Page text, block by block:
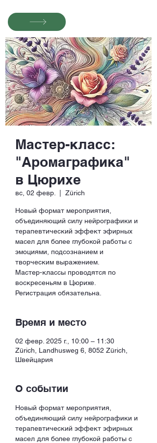
Мастер-класс:
"Аромаграфика"
в Цюрихе
вс, 02 февр. Zürich
Новый формат мероприятия,
объединяющий силу нейрографики и
терапевтический эффект эфирных
масел для более глубокой работы с
эмоциями, подсознанием и
творческим выражением.
Мастер-классы проводятся по
воскресеньям в Цюрихе.
Регистрация обязательна.
Время и место
02 февр. 2025 г., 10:00 – 11:30
Zürich, Landhusweg 6, 8052 Zürich,
Швейцария
О событии
Новый формат мероприятия,
объединяющий силу нейрографики и
терапевтический эффект эфирных
масел для более глубокой работы с